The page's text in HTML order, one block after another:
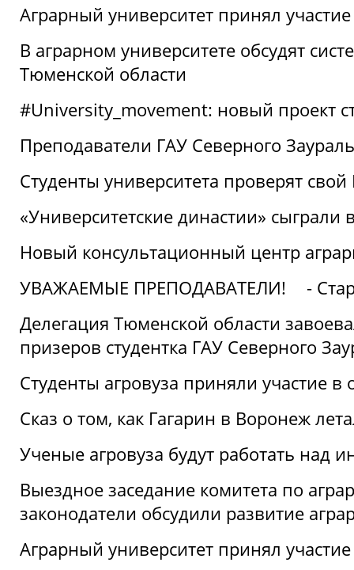
Аграрный университет принял
В аграрном университете обсудят
Тюменской области
#University_movement: новый проект
Преподаватели ГАУ Северного
Студенты университета проверят свой
«Университетские династии»
Новый консультационный центр
УВАЖАЕМЫЕ ПРЕПОДАВАТЕЛИ!
-
Делегация Тюменской области
призеров студентка ГАУ Северного
Студенты агровуза приняли участие в
Сказ о том, как Гагарин в Воронеж
Ученые агровуза будут работать над
Выездное заседание комитета по
законодатели обсудили развитие
Аграрный университет принял